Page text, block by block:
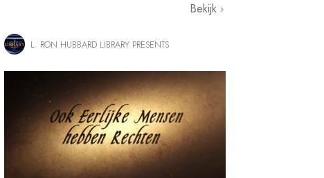
Bekijk
L. RON HUBBARD LIBRARY PRESENTS